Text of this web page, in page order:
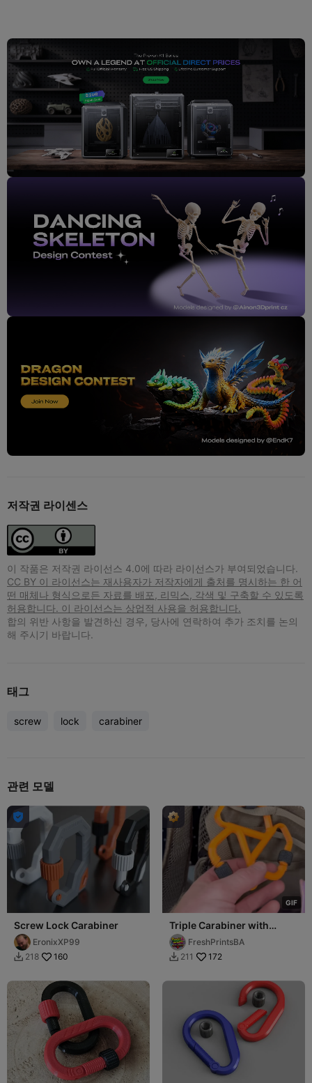
저작권 라이센스
이 작품은 저작권 라이선스 4.0에 따라 라이선스가 부여되었습니다.
CC BY 이 라이선스는 재사용자가 저작자에게 출처를 명시하는 한 어
떤 매체나 형식으로든 자료를 배포, 리믹스, 각색 및 구축할 수 있도록
허용합니다. 이 라이선스는 상업적 사용을 허용합니다.
합의 위반 사항을 발견하신 경우, 당사에 연락하여 추가 조치를 논의
해 주시기 바랍니다.
태그
screw lock carabiner
관련 모델

Screw Lock Carabiner
EronixXP99
 218 160
GIF
Triple Carabiner with
Threaded Latch
FreshPrintsBA
 211 172